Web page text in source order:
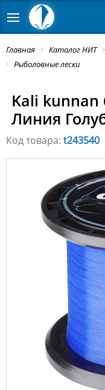
Главная Каталог НИТ
Рыболовные лески
Kali kunnan
Линия
Код товара: t243540